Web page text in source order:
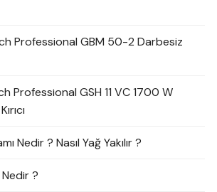
Professional GBM 50-2 Darbesiz
Professional GSH 11 VC 1700 W
Nedir ? Nasıl Yağ Yakılır ?
?